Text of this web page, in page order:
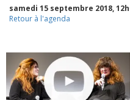
samedi 15 septembre 2018,
Retour à l'agenda